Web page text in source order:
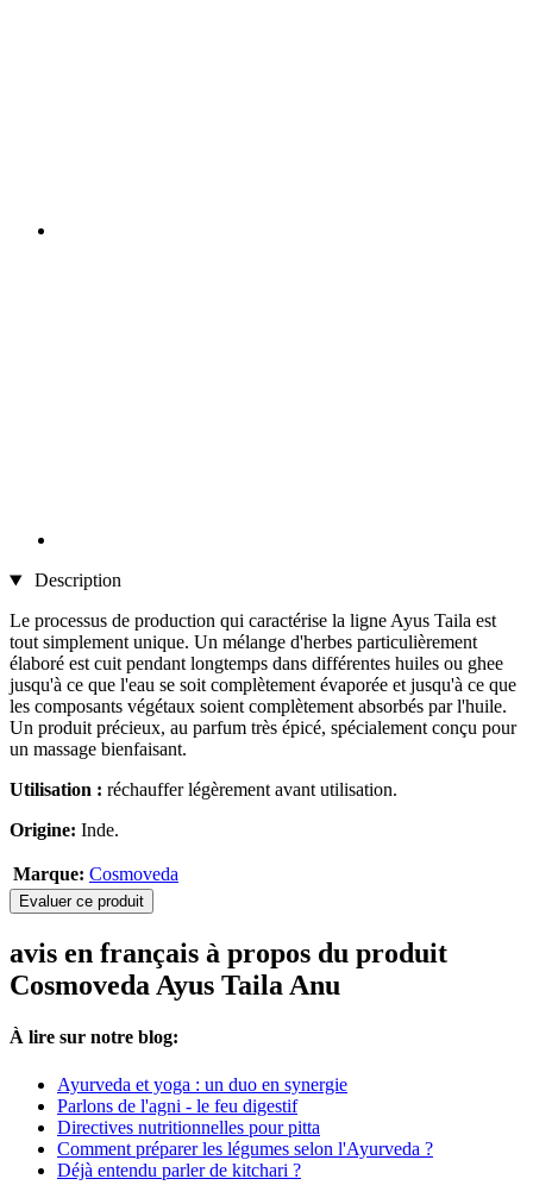
Description
Le processus de production qui caractérise la ligne Ayus Taila est
tout simplement unique. Un mélange d'herbes particulièrement
élaboré est cuit pendant longtemps dans différentes huiles ou ghee
jusqu'à ce que l'eau se soit complètement évaporée et jusqu'à ce que
les composants végétaux soient complètement absorbés par l'huile.
Un produit précieux, au parfum très épicé, spécialement conçu pour
un massage bienfaisant.
Utilisation : réchauffer légèrement avant utilisation.
Origine: Inde.
Marque: Cosmoveda
Evaluer ce produit
avis en français à propos du produit
Cosmoveda Ayus Taila Anu
À lire sur notre blog:
Ayurveda et yoga : un duo en synergie
Parlons de l'agni - le feu digestif
Directives nutritionnelles pour pitta
Comment préparer les légumes selon l'Ayurveda ?
Déjà entendu parler de kitchari ?